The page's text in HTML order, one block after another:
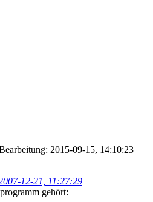
: 2015-09-15, 14:10:23
12-21, 11:27:29
gehört: